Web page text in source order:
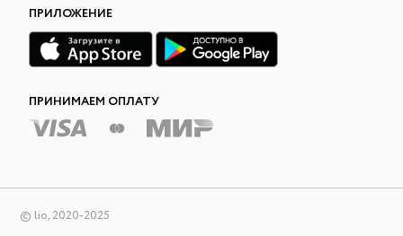
ПРИЛОЖЕНИЕ
ПРИНИМАЕМ ОПЛАТУ
© lio, 2020-2025